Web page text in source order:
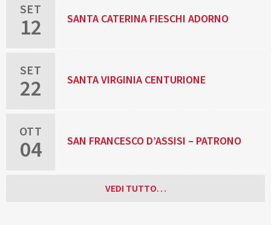
SET
12 SANTA CATERINA FIESCHI ADORNO
SET
22 SANTA VIRGINIA CENTURIONE
OTT
04 SAN FRANCESCO D’ASSISI – PATRONO
D’ITALIAVEDI TUTTO…